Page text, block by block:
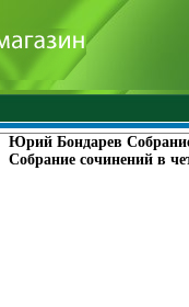
Юрий Бондарев
Собрание сочинений в